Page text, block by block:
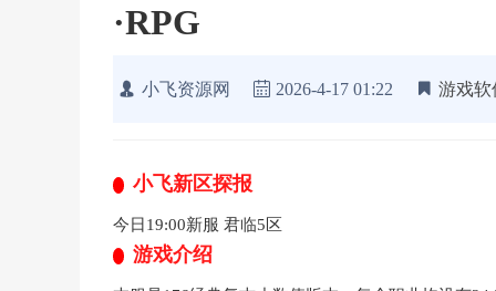
·RPG
小飞资源网 2026-4-17 01:22 游戏软
小飞新区探报
今日19:00新服 君临5区
游戏介绍